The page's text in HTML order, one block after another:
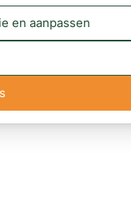
en aanpassen
Graniet dining